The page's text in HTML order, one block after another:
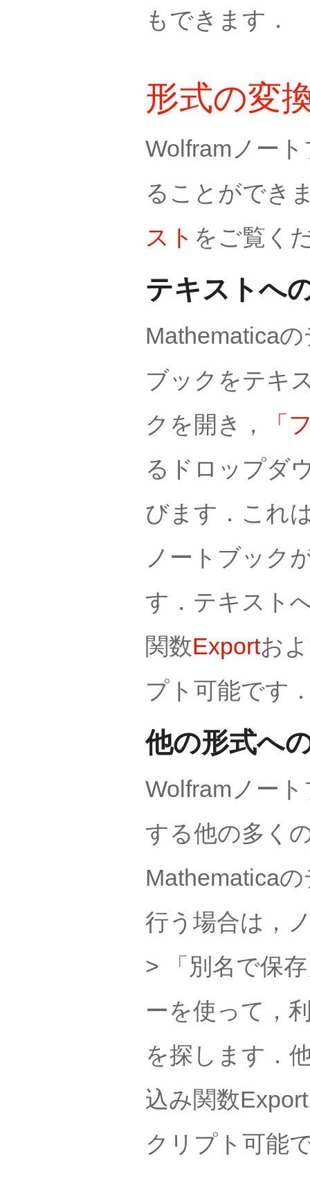
もできます．
形式の変
Wolframノー
ることができ
スト をご覧く
テキストへ
Mathematica
ブックをテキ
クを開き，
「
るドロップダ
びます．これ
ノートブック
す．テキスト
関数Exportお
プト可能です
他の形式へ
Wolframノー
する他の多く
Mathematica
行う場合は，
> 「別名で保
ーを使って，
を探します．
込み関数
クリプト可能